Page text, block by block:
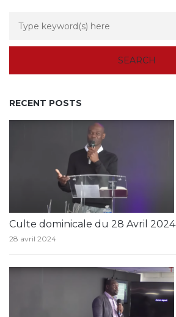
RECENT POSTS
Culte dominicale du 28 Avril 2024
28 avril 2024